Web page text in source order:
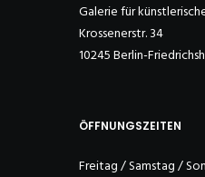
Galerie für
Krossenerstr. 34
10245 Berlin-
ÖFFNUNGSZEITEN
Freitag / Samstag /